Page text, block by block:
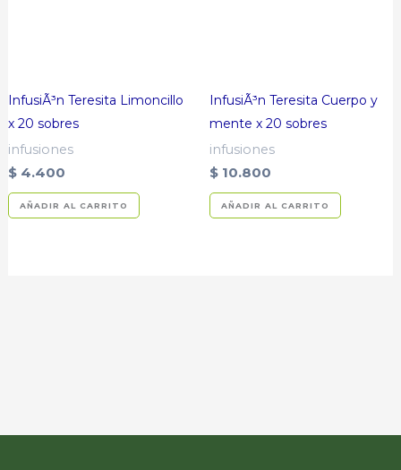
InfusiÃ³n Teresita Limoncillo
x 20 sobres
infusiones
$ 4.400
AÑADIR AL CARRITO
InfusiÃ³n Teresita Cuerpo y
mente x 20 sobres
infusiones
$ 10.800
AÑADIR AL CARRITO